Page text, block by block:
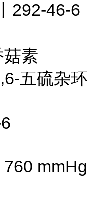
292-46-6
菇素
五硫杂环
mmHg